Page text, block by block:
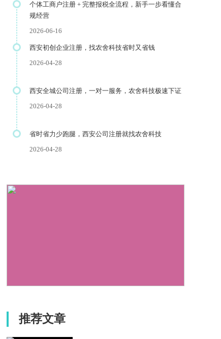
个体工商户注册 + 完整报税全流程，新手一步看懂合
规经营
2026-06-16
西安初创企业注册，找农舍科技省时又省钱
2026-04-28
西安全城公司注册，一对一服务，农舍科技极速下证
2026-04-28
省时省力少跑腿，西安公司注册就找农舍科技
2026-04-28
推荐文章